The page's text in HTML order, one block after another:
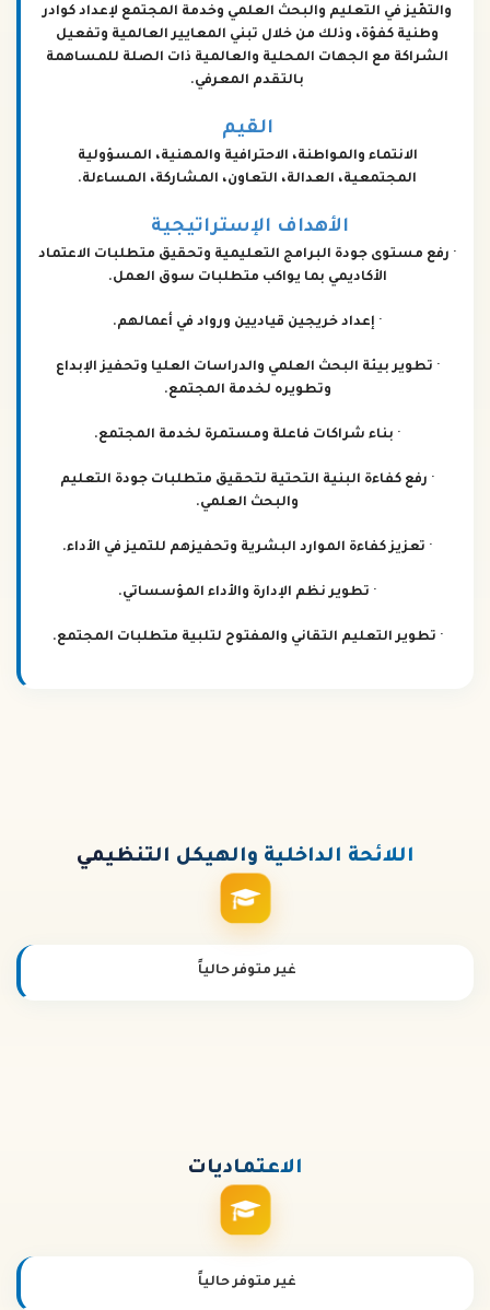
والتمّيز في التعليم والبحث العلمي وخدمة المجتمع لإعداد كوادر
وطنية كفؤة، وذلك من خلال تبني المعايير العالمية وتفعيل
الشراكة مع الجهات المحلية والعالمية ذات الصلة للمساهمة
بالتقدم المعرفي.
القيم
الانتماء والمواطنة، الاحترافية والمهنية، المسؤولية
المجتمعية، العدالة، التعاون، المشاركة، المساءلة.
الأهداف الإستراتيجية
· رفع مستوى جودة البرامج التعليمية وتحقيق متطلبات الاعتماد
الأكاديمي بما يواكب متطلبات سوق العمل.
· إعداد خريجين قياديين ورواد في أعمالهم.
· تطوير بيئة البحث العلمي والدراسات العليا وتحفيز الإبداع
وتطويره لخدمة المجتمع.
· بناء شراكات فاعلة ومستمرة لخدمة المجتمع.
· رفع كفاءة البنية التحتية لتحقيق متطلبات جودة التعليم
والبحث العلمي.
· تعزيز كفاءة الموارد البشرية وتحفيزهم للتميز في الأداء.
· تطوير نظم الإدارة والأداء المؤسساتي.
· تطوير التعليم التقاني والمفتوح لتلبية متطلبات المجتمع.
اللائحة الداخلية والهيكل التنظيمي
غير متوفر حالياً
الاعتماديات
غير متوفر حالياً